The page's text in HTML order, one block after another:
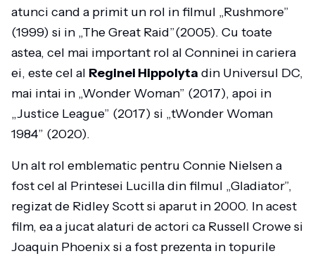
atunci cand a primit un rol in filmul „Rushmore”
(1999) si in „The Great Raid”(2005). Cu toate
astea, cel mai important rol al Conninei in cariera
ei, este cel al Reginei Hippolyta din Universul DC,
mai intai in „Wonder Woman” (2017), apoi in
„Justice League” (2017) si „tWonder Woman
1984” (2020).
Un alt rol emblematic pentru Connie Nielsen a
fost cel al Printesei Lucilla din filmul „Gladiator”,
regizat de Ridley Scott si aparut in 2000. In acest
film, ea a jucat alaturi de actori ca Russell Crowe si
Joaquin Phoenix si a fost prezenta in topurile